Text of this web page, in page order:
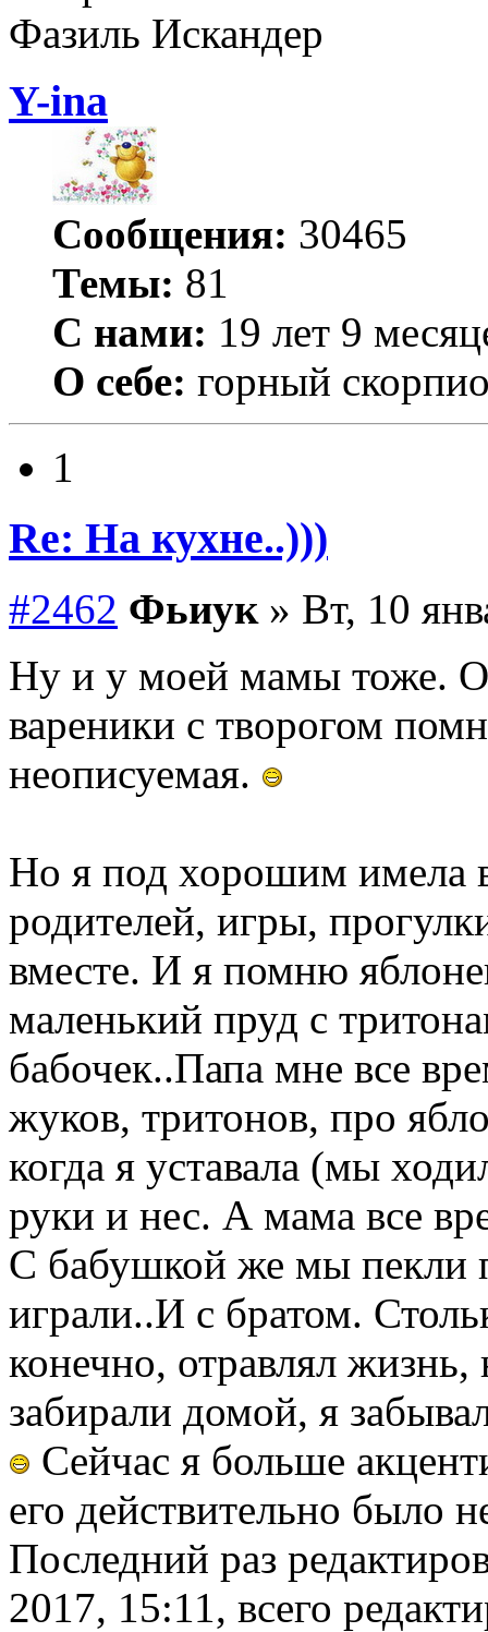
Фазиль Искандер
Y-ina
Сообщения: 30465
Темы: 81
С нами: 19 лет 9
О себе: горный
1
Re: На кухне..)))
#2462 Фьиук» Вт, 10
Ну и у моей мамы тоже.
вареники с творогом
неописуемая.
Но я под хорошим имела
родителей, игры,
вместе. И я помню
маленький пруд с
бабочек..Папа мне все
жуков, тритонов, про
когда я уставала (мы
руки и нес. А мама все
С бабушкой же мы пекли
играли..И с братом.
конечно, отравлял
забирали домой, я
Сейчас я больше
его действительно было
Последний раз
2017, 15:11, всего